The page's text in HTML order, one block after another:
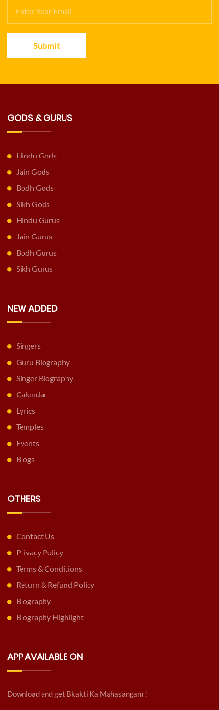
Submit
GODS & GURUS
Hindu Gods
Jain Gods
Bodh Gods
Sikh Gods
Hindu Gurus
Jain Gurus
Bodh Gurus
Sikh Gurus
NEW ADDED
Singers
Guru Biography
Singer Biography
Calendar
Lyrics
Temples
Events
Blogs
OTHERS
Contact Us
Privacy Policy
Terms & Conditions
Return & Refund Policy
Biography
Biography Highlight
APP AVAILABLE ON
Download and get Bkakti Ka Mahasangam !